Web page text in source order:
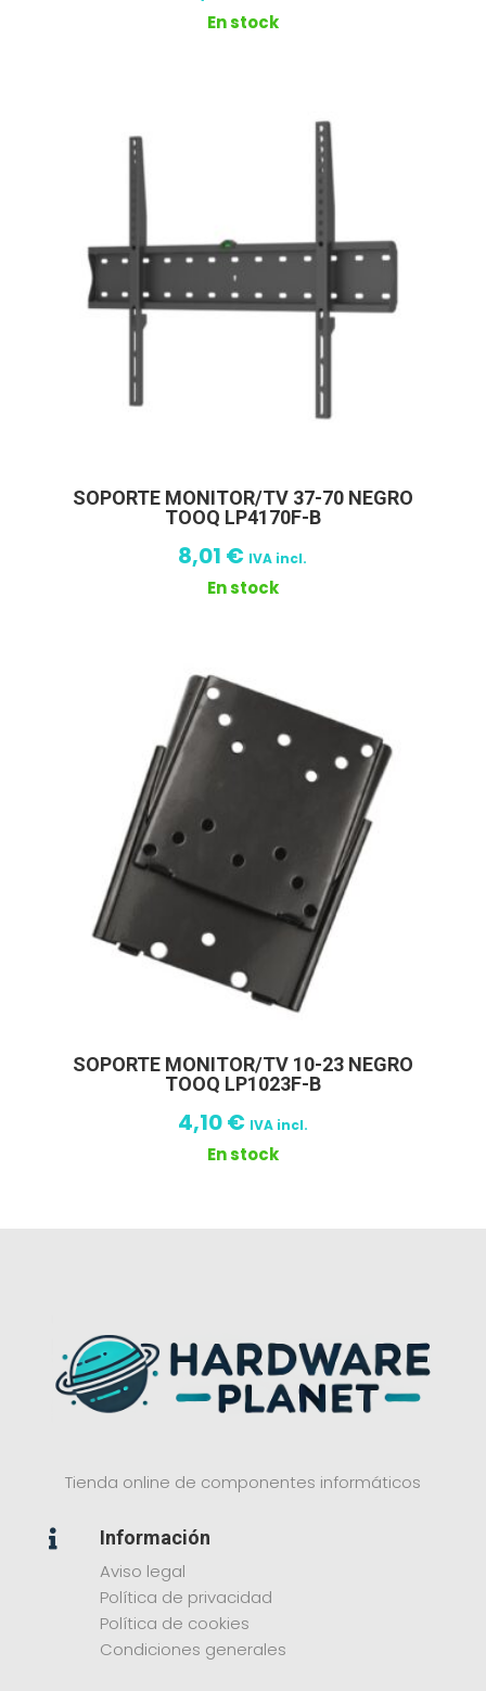
En stock
SOPORTE MONITOR/TV 37-70 NEGRO
TOOQ LP4170F-B
8,01 € IVA incl.
En stock
SOPORTE MONITOR/TV 10-23 NEGRO
TOOQ LP1023F-B
4,10€ IVA incl.
En stock
Tienda online de componentes informáticos

Información
Aviso legal
Política de privacidad
Política de cookies
Condiciones generales